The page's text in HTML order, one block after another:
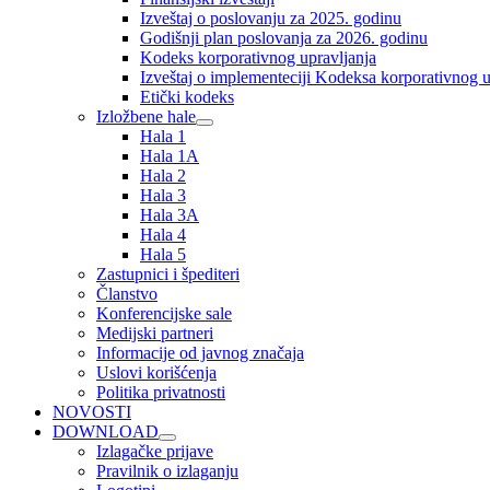
Izveštaj o poslovanju za 2025. godinu
Godišnji plan poslovanja za 2026. godinu
Kodeks korporativnog upravljanja
Izveštaj o implementeciji Kodeksa korporativnog
Etički kodeks
Izložbene hale
Hala 1
Hala 1A
Hala 2
Hala 3
Hala 3A
Hala 4
Hala 5
Zastupnici i špediteri
Članstvo
Konferencijske sale
Medijski partneri
Informacije od javnog značaja
Uslovi korišćenja
Politika privatnosti
NOVOSTI
DOWNLOAD
Izlagačke prijave
Pravilnik o izlaganju